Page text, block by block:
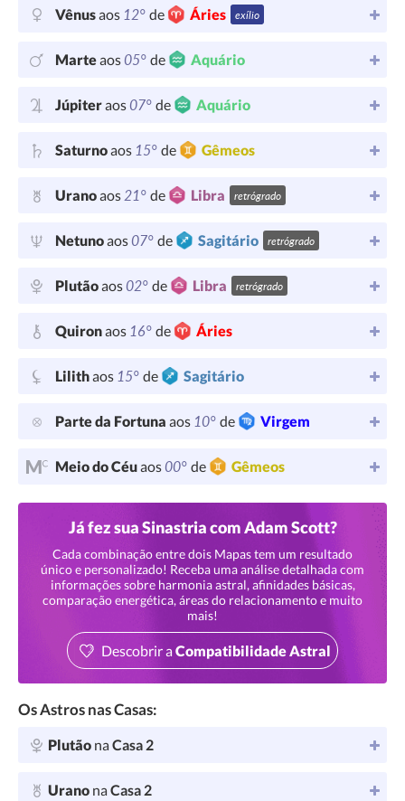
Vênusaos 12° de Áries exílio
Marteaos05° de Aquário
Júpiteraos07° de Aquário
Saturnoaos 15° de Gêmeos
Uranoaos21° de Libra retrógrado
Netunoaos07° de Sagitário retrógrado
Plutãoaos02° de Libra retrógrado
Quironaos 16° de Áries
Lilithaos 15° de Sagitário
Parte da Fortuna aos 10° de Virgem
Meio do Céuaos00° de Gêmeos
Já fez sua Sinastria com Adam Scott?
Cada combinação entre dois Mapas tem um resultado
único e personalizado! Receba uma análise detalhada com
informações sobre harmonia astral, afinidades básicas,
comparação energética, áreas do relacionamento e muito
mais!
Descobrir aCompatibilidade Astral
Os Astros nas Casas:
Plutão naCasa 2
Urano naCasa 2